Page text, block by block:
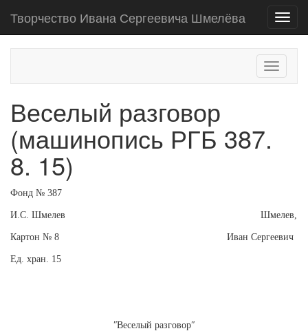
Творчество Ивана Сергеевича Шмелёва
Toggle
Веселый разговор
(машинопись РГБ 387.
8. 15)
Фонд № 387
И.С. Шмелев Шмелев,
Картон № 8 Иван Сергеевич
Ед. хран. 15
ʺВеселый разговорʺ